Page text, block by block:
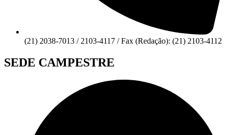
(21) 2038-7013 / 2103-4117 / Fax (Redação): (21) 2103-4112
SEDE CAMPESTRE